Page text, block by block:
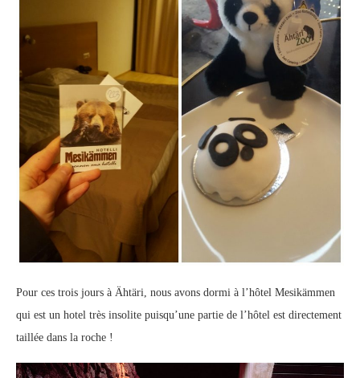
Pour ces trois jours à Ähtäri, nous avons dormi à l’hôtel Mesikämmen
qui est un hotel très insolite puisqu’une partie de l’hôtel est directement
taillée dans la roche !